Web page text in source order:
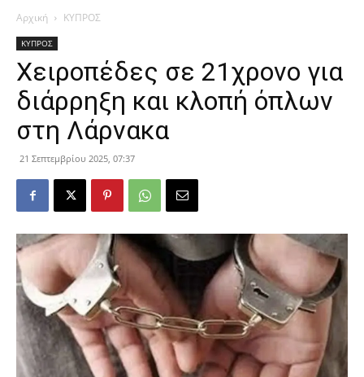
Αρχική ΚΥΠΡΟΣ
ΚΥΠΡΟΣ
Χειροπέδες σε 21χρονο για
διάρρηξη και κλοπή όπλων
στη Λάρνακα
21 Σεπτεμβρίου 2025, 07:37